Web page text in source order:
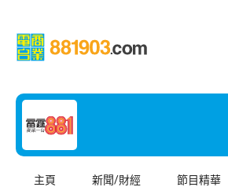
主頁 新聞/財經 節目精華